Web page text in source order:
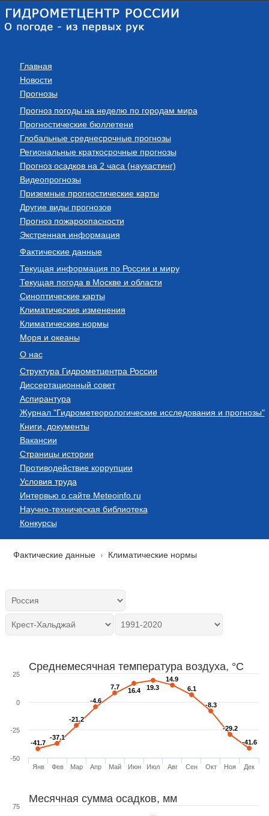
Главная
Новости
Прогнозы
Прогноз погоды на неделю по городам мира
Прогностические бюллетени
Глобальные среднесрочные прогнозы
Региональные краткосрочные прогнозы
Прогноз осадков на 2 часа (наукастинг)
Видеопрогнозы
Приземные прогностические карты
Другие виды прогнозов
Прогноз пожароопасности
Экстренная информация
Фактические данные
Текущая информация по России и миру
Текущая погода в Москве и области
Синоптические карты
Климатические изменения
Климатические нормы
Моря и океаны
О нас
Структура Гидрометцентра России
Диссертационный совет
Аспирантура
Журнал "Гидрометеорологические исследования и прогнозы"
Книги, документы
Вакансии
Страницы истории
Противодействие коррупции
Условия труда
Интервью о сайте Meteoinfo.ru
Научно-техническая библиотека
Конкурсы
Фактические данные Климатические нормы
Среднемесячная температура воздуха, °C
-41.7
-41.7
-37.1
-37.1
-21.2
-21.2
-4.6
-4.6
7.7
7.7 16.4
16.4 19.3
19.3
14.9
14.9
6.1
6.1
-8.3
-8.3
-29.2
-29.2
-41.6
-41.6
Янв Фев Мар Апр Май Июн Июл Авг Сен Окт Ноя Дек
-50
-25
0
25
Месячная сумма осадков, мм
75